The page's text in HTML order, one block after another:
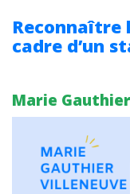
Reconnaître
cadre d’un
Marie